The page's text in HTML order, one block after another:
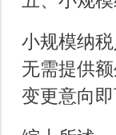
小规模纳
无需提供
变更意向